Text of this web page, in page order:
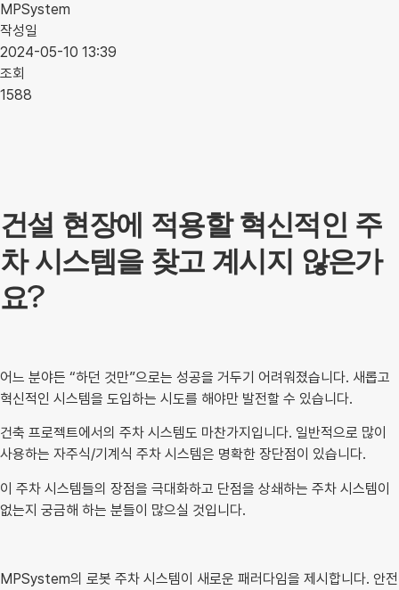
MPSystem
작성일
2024-05-10 13:39
조회
1588
건설 현장에 적용할 혁신적인 주
차 시스템을 찾고 계시지 않은가
요?
어느 분야든 “하던 것만”으로는 성공을 거두기 어려워졌습니다. 새롭고
혁신적인 시스템을 도입하는 시도를 해야만 발전할 수 있습니다.
건축 프로젝트에서의 주차 시스템도 마찬가지입니다. 일반적으로 많이
사용하는 자주식/기계식 주차 시스템은 명확한 장단점이 있습니다.
이 주차 시스템들의 장점을 극대화하고 단점을 상쇄하는 주차 시스템이
없는지 궁금해 하는 분들이 많으실 것입니다.
MPSystem의 로봇 주차 시스템이 새로운 패러다임을 제시합니다. 안전